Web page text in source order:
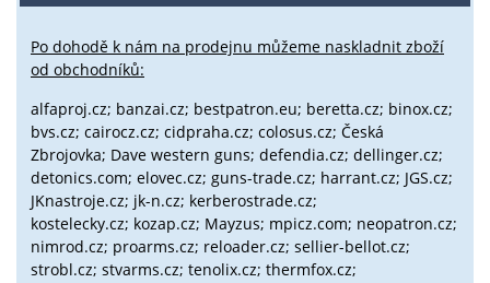
Po dohodě k nám na prodejnu můžeme naskladnit zboží
od obchodníků:
alfaproj.cz; banzai.cz; bestpatron.eu; beretta.cz; binox.cz;
bvs.cz; cairocz.cz; cidpraha.cz; colosus.cz; Česká
Zbrojovka; Dave western guns; defendia.cz; dellinger.cz;
detonics.com; elovec.cz; guns-trade.cz; harrant.cz; JGS.cz;
JKnastroje.cz; jk-n.cz; kerberostrade.cz;
kostelecky.cz; kozap.cz; Mayzus; mpicz.com; neopatron.cz;
nimrod.cz; proarms.cz; reloader.cz; sellier-bellot.cz;
strobl.cz; stvarms.cz; tenolix.cz; thermfox.cz;